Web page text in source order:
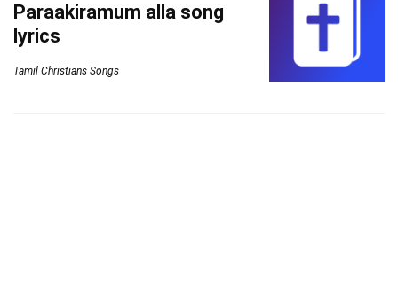
Paraakiramum alla song
lyrics
Tamil Christians Songs